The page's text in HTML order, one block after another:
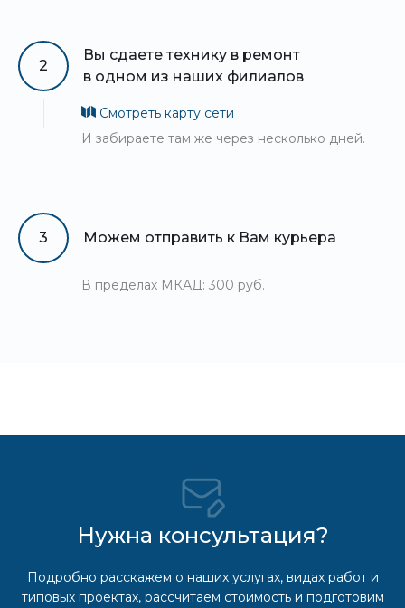
2
Вы сдаете технику в ремонт
в одном из наших филиалов
Смотреть карту сети
И забираете там же через несколько дней.
3 Можем отправить к Вам курьера
В пределах МКАД: 300 руб.
Нужна консультация?
Подробно расскажем о наших услугах, видах работ и
типовых проектах, рассчитаем стоимость и подготовим